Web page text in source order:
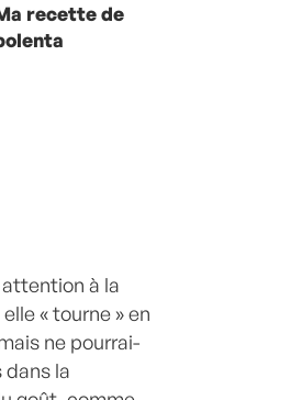
recette de
attention à la
« tourne » en
ne pourrai-
la